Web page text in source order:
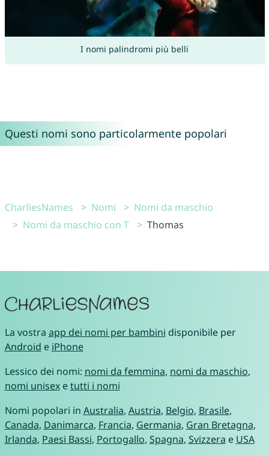
I nomi palindromi più belli
Questi nomi sono particolarmente popolari
CharliesNames Nomi
Nomi da maschio
Nomi da maschio con T
Thomas
La vostra app dei nomi per bambini disponibile per
Android e iPhone
Lessico dei nomi: nomi da femmina, nomi da maschio,
nomi unisexetutti i nomi
Nomi popolari in Australia, Austria, Belgio, Brasile,
Canada, Danimarca, Francia, Germania, Gran Bretagna,
Irlanda, Paesi Bassi, Portogallo, Spagna, Svizzera e USA